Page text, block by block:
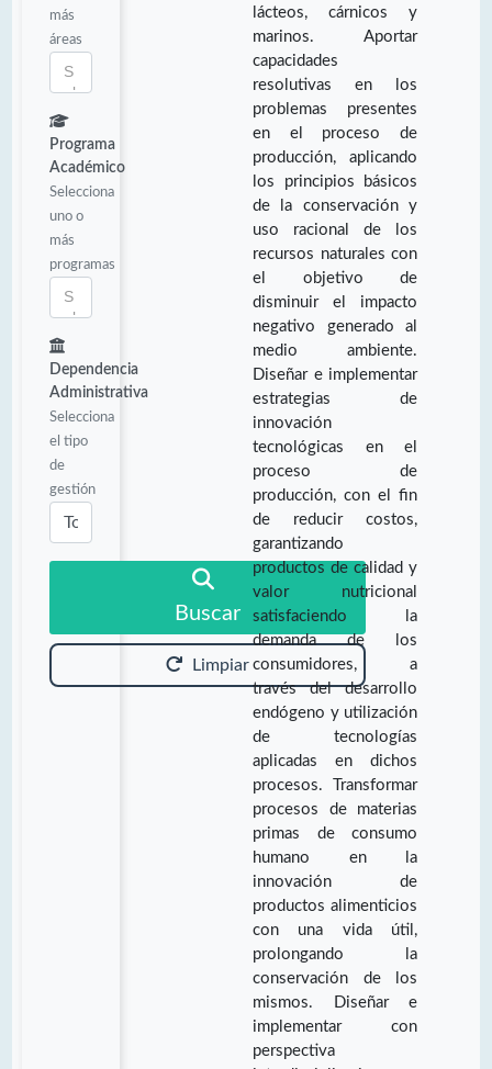
más
áreas
Programa
Académico
Selecciona
uno o
más
programas
Dependencia
Administrativa
Selecciona
el tipo
de
gestión
Buscar
Limpiar
lácteos, cárnicos y
marinos. Aportar
capacidades
resolutivas en los
problemas presentes
en el proceso de
producción, aplicando
los principios básicos
de la conservación y
uso racional de los
recursos naturales con
el objetivo de
disminuir el impacto
negativo generado al
medio ambiente.
Diseñar e implementar
estrategias de
innovación
tecnológicas en el
proceso de
producción, con el fin
de reducir costos,
garantizando
productos de calidad y
valor nutricional
satisfaciendo la
demanda de los
consumidores, a
través del desarrollo
endógeno y utilización
de tecnologías
aplicadas en dichos
procesos. Transformar
procesos de materias
primas de consumo
humano en la
innovación de
productos alimenticios
con una vida útil,
prolongando la
conservación de los
mismos. Diseñar e
implementar con
perspectiva